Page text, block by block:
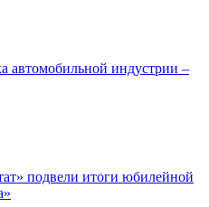
автомобильной индустрии –
подвели итоги юбилейной